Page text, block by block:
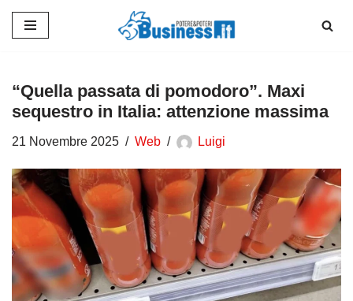
contenuto
“Quella passata di pomodoro”. Maxi
sequestro in Italia: attenzione massima
21 Novembre 2025 Web Luigi